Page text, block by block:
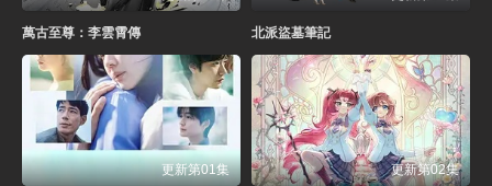
萬古至尊：李雲霄傳 北派盜墓筆記
更新第01集 更新第02集